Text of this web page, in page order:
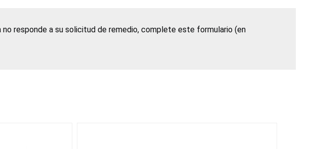
responde a su solicitud de remedio, complete este formulario (en